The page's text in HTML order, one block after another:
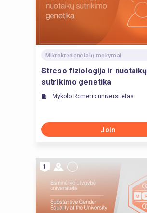
Mikrokredencialų mokymai
Streso fiziologija ir nuotaikų
sutrikimo genetika
Mykolo Romerio universitetas
Join
1